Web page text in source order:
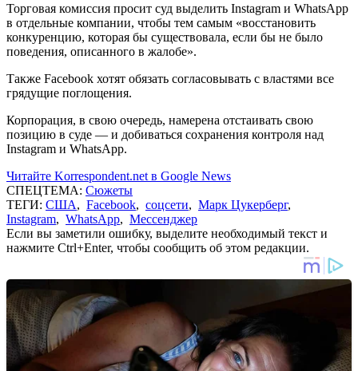
Торговая комиссия просит суд выделить Instagram и WhatsApp
в отдельные компании, чтобы тем самым «восстановить
конкуренцию, которая бы существовала, если бы не было
поведения, описанного в жалобе».
Также Facebook хотят обязать согласовывать с властями все
грядущие поглощения.
Корпорация, в свою очередь, намерена отстаивать свою
позицию в суде — и добиваться сохранения контроля над
Instagram и WhatsApp.
Читайте Korrespondent.net в Google News
СПЕЦТЕМА: Сюжеты
ТЕГИ: США, Facebook, соцсети, Марк Цукерберг,
Instagram, WhatsApp, Мессенджер
Если вы заметили ошибку, выделите необходимый текст и
нажмите Ctrl+Enter, чтобы сообщить об этом редакции.